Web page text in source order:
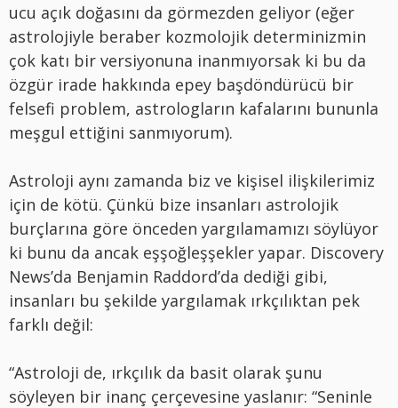
ucu açık doğasını da görmezden geliyor (eğer
astrolojiyle beraber kozmolojik determinizmin
çok katı bir versiyonuna inanmıyorsak ki bu da
özgür irade hakkında epey başdöndürücü bir
felsefi problem, astrologların kafalarını bununla
meşgul ettiğini sanmıyorum).
Astroloji aynı zamanda biz ve kişisel ilişkilerimiz
için de kötü. Çünkü bize insanları astrolojik
burçlarına göre önceden yargılamamızı söylüyor
ki bunu da ancak eşşoğleşşekler yapar. Discovery
News’da Benjamin Raddord’da dediği gibi,
insanları bu şekilde yargılamak ırkçılıktan pek
farklı değil:
“Astroloji de, ırkçılık da basit olarak şunu
söyleyen bir inanç çerçevesine yaslanır: “Seninle